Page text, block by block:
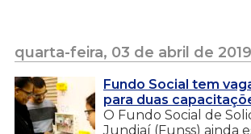
quarta-feira, 03 de abril de 2019
Fundo Social tem
para duas
O Fundo Social de
Jundiaí (Funss) ainda